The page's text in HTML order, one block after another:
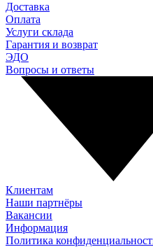
Доставка
Оплата
Услуги склада
Гарантия и возврат
ЭДО
Вопросы и ответы
Клиентам
Наши партнёры
Вакансии
Информация
Политика